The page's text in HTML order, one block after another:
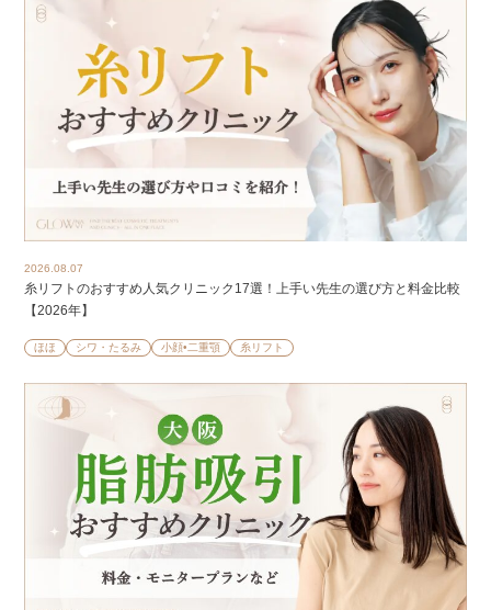
2026.08.07
糸リフトのおすすめ人気クリニック17選！上手い先生の選び方と料金比較
【2026年】
ほほ シワ・たるみ 小顔•二重顎 糸リフト